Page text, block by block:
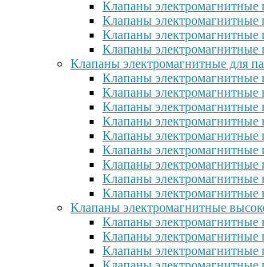
Клапаны
Клапаны
Клапаны электромагнитные
Клапаны электромагнитные
Клапаны электромагнитные для
Клапаны электромагнитные
Клапаны
Клапаны электромагнитные
Клапаны электромагнитные
Клапаны электромагнитные
Клапаны электромагнитные
Клапаны
Клапаны электромагнитные
Клапаны
Клапаны электромагнитные
Клапаны электромагнитные
Клапаны электромагнитные
Клапаны электромагнитные